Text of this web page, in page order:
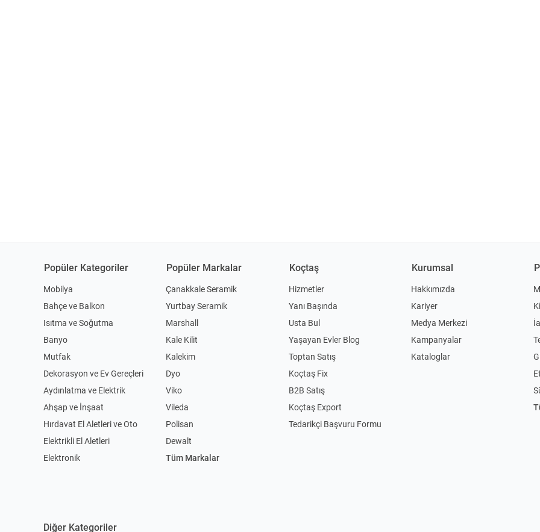
Popüler Kategoriler
Mobilya
Bahçe ve Balkon
Isıtma ve Soğutma
Banyo
Mutfak
Dekorasyon ve Ev Gereçleri
Aydınlatma ve Elektrik
Ahşap ve İnşaat
Hırdavat El Aletleri ve Oto
Elektrikli El Aletleri
Elektronik
Popüler Markalar
Çanakkale Seramik
Yurtbay Seramik
Marshall
Kale Kilit
Kalekim
Dyo
Viko
Vileda
Polisan
Dewalt
Tüm Markalar
Koçtaş
Hizmetler
Yanı Başında
Usta Bul
Yaşayan Evler Blog
Toptan Satış
Koçtaş Fix
B2B Satış
Koçtaş Export
Tedarikçi Başvuru Formu
Kurumsal
Hakkımızda
Kariyer
Medya Merkezi
Kampanyalar
Kataloglar
Diğer Kategoriler